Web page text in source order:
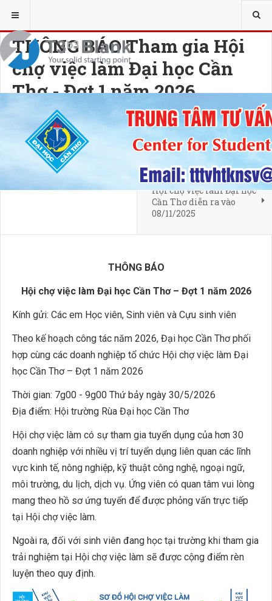
YOU ARE HERE:
THÔNG BÁO Tham gia Hội
chợ việc làm Đại học Cần
Thơ - Đợt 1 năm 2026
28 MAY 2026 HITS: 206
NEXT ARTICLE
Hội chợ việc làm Đại học
Cần Thơ diễn ra vào
08/11/2025
THÔNG BÁO
Hội chợ việc làm Đại học Cần Thơ – Đợt 1 năm 2026
Kính gửi: Các em Học viên, Sinh viên và Cựu sinh viên
Theo kế hoạch công tác năm 2026, Đại học Cần Thơ phối
hợp cùng các doanh nghiệp tổ chức Hội chợ việc làm Đại
học Cần Thơ – Đợt 1 năm 2026
Thời gian: 7g00 - 9g00 Thứ bảy ngày 30/5/2026
Địa điểm: Hội trường Rùa Đại học Cần Thơ
Hội chợ việc làm có sự tham gia tuyển dụng của hơn 30
doanh nghiệp với nhiều vị trí tuyển dụng liên quan các lĩnh
vực kinh tế, nông nghiệp, kỹ thuật công nghệ, ngoại ngữ,
môi trường, du lịch, dịch vụ. Ứng viên có quan tâm vui lòng
mang theo hồ sơ ứng tuyển để được phỏng vấn trực tiếp
tại Hội chợ việc làm.
Ngoài ra, đối với sinh viên đang học tại trường khi tham gia
trải nghiệm tại Hội chợ việc làm sẽ được cộng điểm rèn
luyện theo quy định.